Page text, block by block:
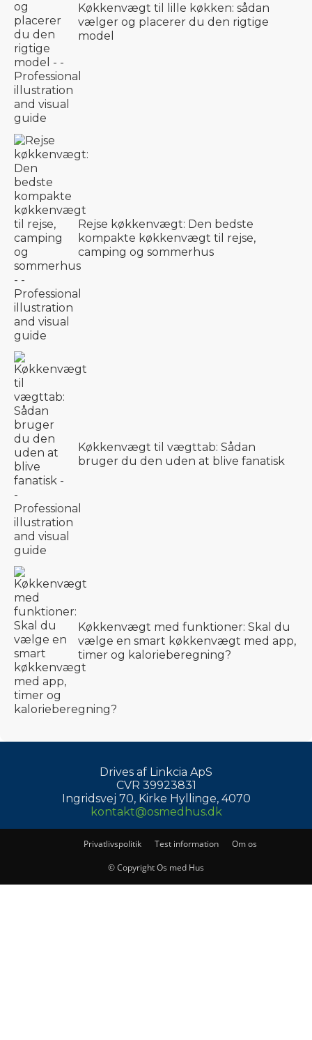
Køkkenvægt til lille køkken: sådan
vælger og placerer du den rigtige
model
Rejse køkkenvægt: Den bedste
kompakte køkkenvægt til rejse,
camping og sommerhus
Køkkenvægt til vægttab: Sådan
bruger du den uden at blive fanatisk
Køkkenvægt med funktioner: Skal du
vælge en smart køkkenvægt med app,
timer og kalorieberegning?
Drives af Linkcia ApS
CVR 39923831
Ingridsvej 70, Kirke Hyllinge, 4070
kontakt@osmedhus.dk
Privatlivspolitik Test information
Om os
© Copyright Os med Hus